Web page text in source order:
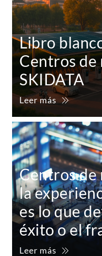
Libro
Centros de
SKIDATA
Leer más
Centros de
la
es lo que
éxito o el
Leer más